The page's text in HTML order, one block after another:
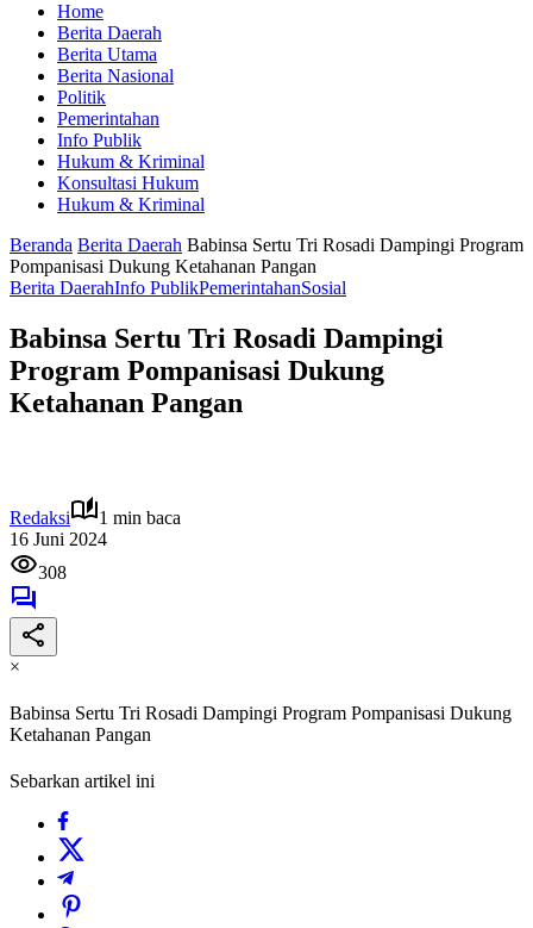
Home
Berita Daerah
Berita Utama
Berita Nasional
Politik
Pemerintahan
Info Publik
Hukum & Kriminal
Konsultasi Hukum
Hukum & Kriminal
Beranda Berita Daerah Babinsa Sertu Tri Rosadi Dampingi Program
Pompanisasi Dukung Ketahanan Pangan
Berita DaerahInfo PublikPemerintahanSosial
Babinsa Sertu Tri Rosadi Dampingi
Program Pompanisasi Dukung
Ketahanan Pangan
Redaksi
1 min baca
16 Juni 2024
308
×
Babinsa Sertu Tri Rosadi Dampingi Program Pompanisasi Dukung
Ketahanan Pangan
Sebarkan artikel ini